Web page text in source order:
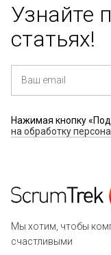
Узнайте
статьях!
Нажимая кнопку
на обработку
Мы хотим, чтобы
счастливыми